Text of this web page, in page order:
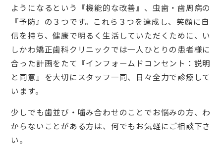
ようになるという『機能的な改善』、虫歯・歯周病の
『予防』の３つです。これら３つを達成し、笑顔に自
信を持ち、健康で明るく生活していただくために、い
しかわ矯正歯科クリニックでは一人ひとりの患者様に
合った計画をたて『インフォームドコンセント：説明
と同意』を大切にスタッフ一同、日々全力で診療して
います。
少しでも歯並び・噛み合わせのことでお悩みの方、わ
からないことがある方は、何でもお気軽にご相談下さ
い。